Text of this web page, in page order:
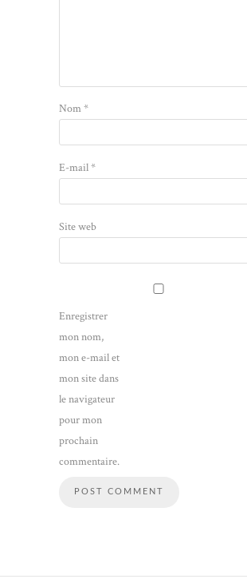
Nom*
E-mail*
Site web
Enregistrer
mon nom,
mon e-mail et
mon site dans
le navigateur
pour mon
prochain
commentaire.